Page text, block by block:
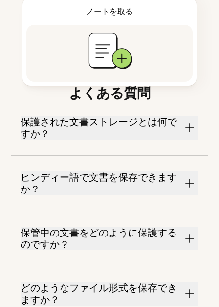
ノートを取る
よくある質問
保護された文書ストレージとは何で
すか？
ヒンディー語で文書を保存できます
か？
保管中の文書をどのように保護する
のですか？
どのようなファイル形式を保存でき
ますか？